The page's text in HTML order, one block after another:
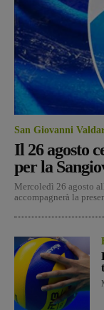
San Giovanni
Il 26 agosto
per la
Mercoledì 26 agosto
accompagnerà la